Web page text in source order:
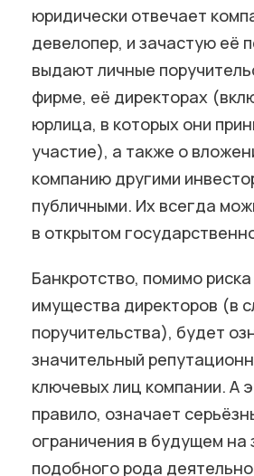
юридически отвечает
девелопер, и зачастую её
выдают личные
фирме, её директорах
юрлица, в которых они
участие), а также о
компанию другими
публичными. Их всегда
в открытом
Банкротство, помимо
имущества директоров (в
поручительства), будет
значительный
ключевых лиц компании. А
правило, означает
ограничения в будущем на
подобного рода